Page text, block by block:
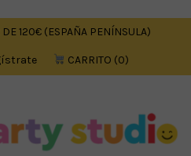
DE 120€ (ESPAÑA PENÍNSULA)
CARRITO 0